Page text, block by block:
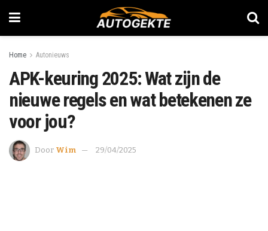
Home Autonieuws
APK-keuring 2025: Wat zijn de
nieuwe regels en wat betekenen ze
voor jou?
Door Wim 29/04/2025